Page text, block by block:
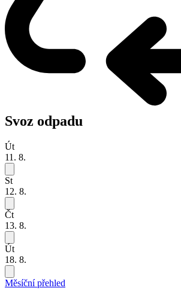
Svoz odpadu
Út
11. 8.
St
12. 8.
Čt
13. 8.
Út
18. 8.
Měsíční přehled